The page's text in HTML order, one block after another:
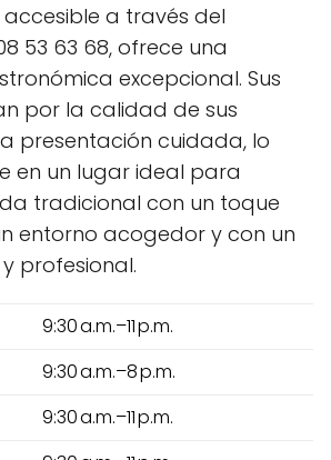
accesible a través del
53 63 68, ofrece una
excepcional. Sus
por la calidad de sus
presentación cuidada, lo
en un lugar ideal para
tradicional con un toque
entorno acogedor y con un
profesional.
9:30 a.m.–11 p.m.
9:30 a.m.–8 p.m.
9:30 a.m.–11 p.m.